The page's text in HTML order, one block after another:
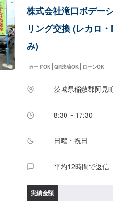
い。-----代車について-----代
代車をご利用ください。※
おります。-----ご来店時の
てお越しください。駐車ス
駐車してください。受付は
お伝えください。ご案内い
株式会社滝口ボデー
リング交換 (レカロ
み)
カードOK QR決済OK ローンOK
茨城県稲敷郡阿見
8:30 ~ 17:30
日曜・祝日
平均12時間で返信
実績金額